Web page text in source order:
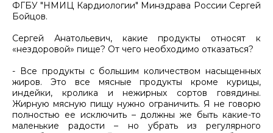
ФГБУ "НМИЦ Кардиологии" Минздрава России Сергей
Бойцов.
Cергей Анатольевич, какие продукты относят к
«нездоровой» пище? От чего необходимо отказаться?
- Все продукты с большим количеством насыщенных
жиров. Это все мясные продукты кроме курицы,
индейки, кролика и нежирных сортов говядины.
Жирную мясную пищу нужно ограничить. Я не говорю
полностью ее исключить – должны же быть какие-то
маленькие радости – но убрать из регулярного